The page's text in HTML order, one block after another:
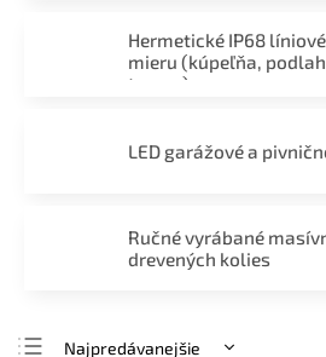
Hermetické IP68
mieru (kúpeľňa,
terasa)
LED garážové a
Ručné vyrábané
drevených kolies
Najpredávanejšie